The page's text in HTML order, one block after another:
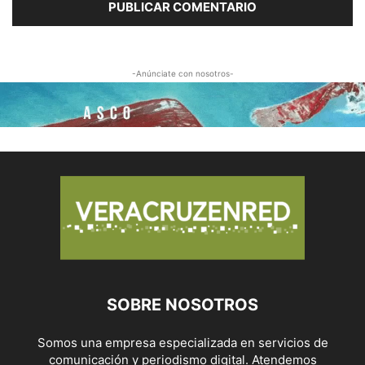
-Anúnciate con nosotros-
SOBRE NOSOTROS
Somos una empresa especializada en servicios de
comunicación y periodismo digital. Atendemos